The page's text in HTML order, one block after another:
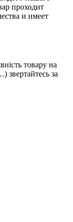
проходит
и имеет
товару на
звертайтесь за